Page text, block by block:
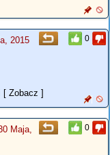
0
2015
[ Zobacz ]
0
Maja,